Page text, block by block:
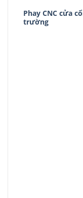
Phay CNC cửa
trường